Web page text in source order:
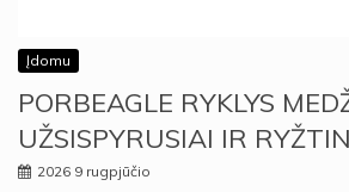
Įdomu
PORBEAGLE RYKLYS
UŽSISPYRUSIAI IR
2026 9 rugpjūčio